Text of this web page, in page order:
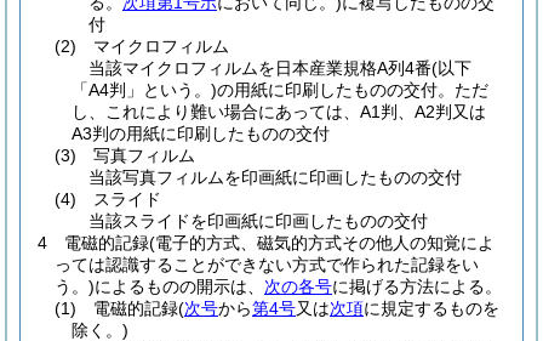
付
(2)
マイクロフィルム
当該マイクロフィルムを日本産業規格A列4番(以下
「A4判」という。)の用紙に印刷したものの交付。ただ
し、これにより難い場合にあっては、A1判、A2判又は
A3判の用紙に印刷したものの交付
(3)
写真フィルム
当該写真フィルムを印画紙に印画したものの交付
(4)
スライド
当該スライドを印画紙に印画したものの交付
4
電磁的記録(電子的方式、磁気的方式その他人の知覚によ
っては認識することができない方式で作られた記録をい
う。)によるものの開示は、 次の各号に掲げる方法による。
(1)
電磁的記録(次号から第4号又は次項に規定するものを
除く。)